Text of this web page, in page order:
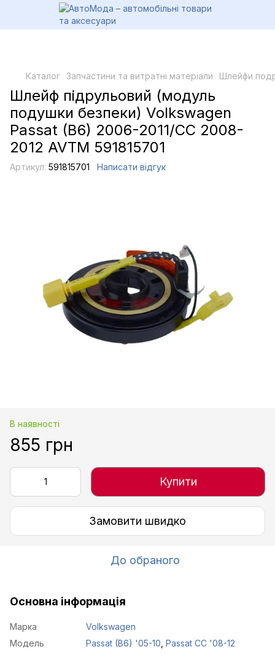
Каталог Запчастини та витратні матеріали Шлейфи
Шлейф підрульовий (модуль
подушки безпеки) Volkswagen
Passat (B6) 2006-2011/CC 2008-
2012 AVTM 591815701
Артикул: 591815701 Написати відгук
В наявності
855 грн
Купити
Замовити швидко
До обраного
Основна інформація
Марка
Volkswagen
Модель
Passat (B6) '05-10 Passat CC '08-12